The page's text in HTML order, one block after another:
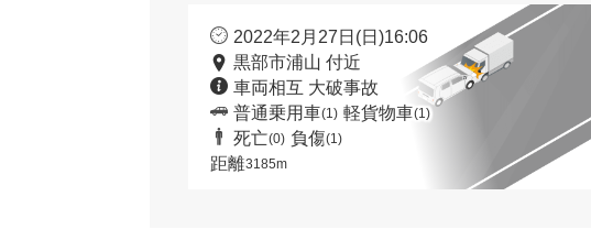
2022年2月27日(日)16:06
黒部市浦山 付近
車両相互 大破事故
普通乗用車(1) 軽貨物車(1)
死亡(0) 負傷(1)
距離3185m